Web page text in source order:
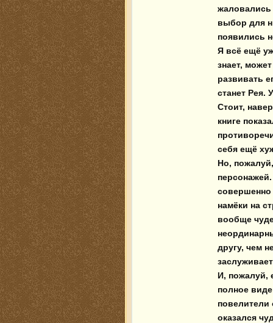
жаловались
выбор для
появились
Я всё ещё
знает,
развивать
станет Рея.
Стоит,
книге
себя ещё
Но,
совершенно
намёки на
вообще
другу, чем
И, пожалуй,
полное
повелители
оказался